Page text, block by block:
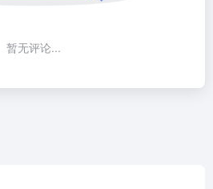
暂无评论...